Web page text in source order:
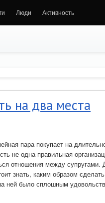
Люди Активность
на два места
пара покупает на
не одна правильная
отношения между супругами.
знать, каким образом
ней было сплошным